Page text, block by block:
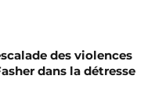
des violences
dans la détresse